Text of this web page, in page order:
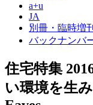
a+u
JA
別冊・臨時増
バックナンバ
住宅特集
い環境を生